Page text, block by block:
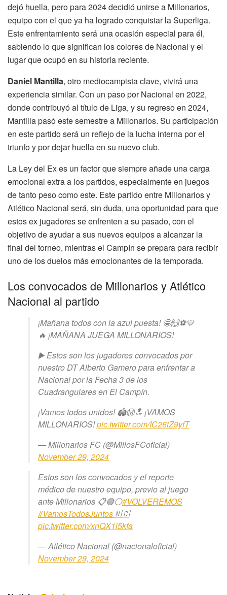
dejó huella, pero para 2024 decidió unirse a Millonarios,
equipo con el que ya ha logrado conquistar la Superliga.
Este enfrentamiento será una ocasión especial para él,
sabiendo lo que significan los colores de Nacional y el
lugar que ocupó en su historia reciente.
Daniel Mantilla, otro mediocampista clave, vivirá una
experiencia similar. Con un paso por Nacional en 2022,
donde contribuyó al título de Liga, y su regreso en 2024,
Mantilla pasó este semestre a Millonarios. Su participación
en este partido será un reflejo de la lucha interna por el
triunfo y por dejar huella en su nuevo club.
La Ley del Ex es un factor que siempre añade una carga
emocional extra a los partidos, especialmente en juegos
de tanto peso como este. Este partido entre Millonarios y
Atlético Nacional será, sin duda, una oportunidad para que
estos ex jugadores se enfrenten a su pasado, con el
objetivo de ayudar a sus nuevos equipos a alcanzar la
final del torneo, mientras el Campín se prepara para recibir
uno de los duelos más emocionantes de la temporada.
Los convocados de Millonarios y Atlético
Nacional al partido
¡Mañana todos con la azul puesta! 🤩🙌⚽️💙
🔥 ¡MAÑANA JUEGA MILLONARIOS!
▶️ Estos son los jugadores convocados por
nuestro DT Alberto Gamero para enfrentar a
Nacional por la Fecha 3 de los
Cuadrangulares en El Campín.
¡Vamos todos unidos! 🏟️Ⓜ️🔝 ¡VAMOS
MILLONARIOS!pic.twitter.com/IC26tZ9yfT
— Millonarios FC (@MillosFCoficial)
November 29, 2024
Estos son los convocados y el reporte
médico de nuestro equipo, previo al juego
ante Millonarios 📋🟢⚪️#VOLVEREMOS
#VamosTodosJuntos🇳🇬
pic.twitter.com/xnQX1i5kfa
— Atlético Nacional (@nacionaloficial)
November 29, 2024